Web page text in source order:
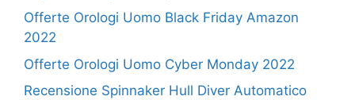
Offerte Orologi Uomo Black Friday Amazon
2022
Offerte Orologi Uomo Cyber Monday 2022
Recensione Spinnaker Hull Diver Automatico